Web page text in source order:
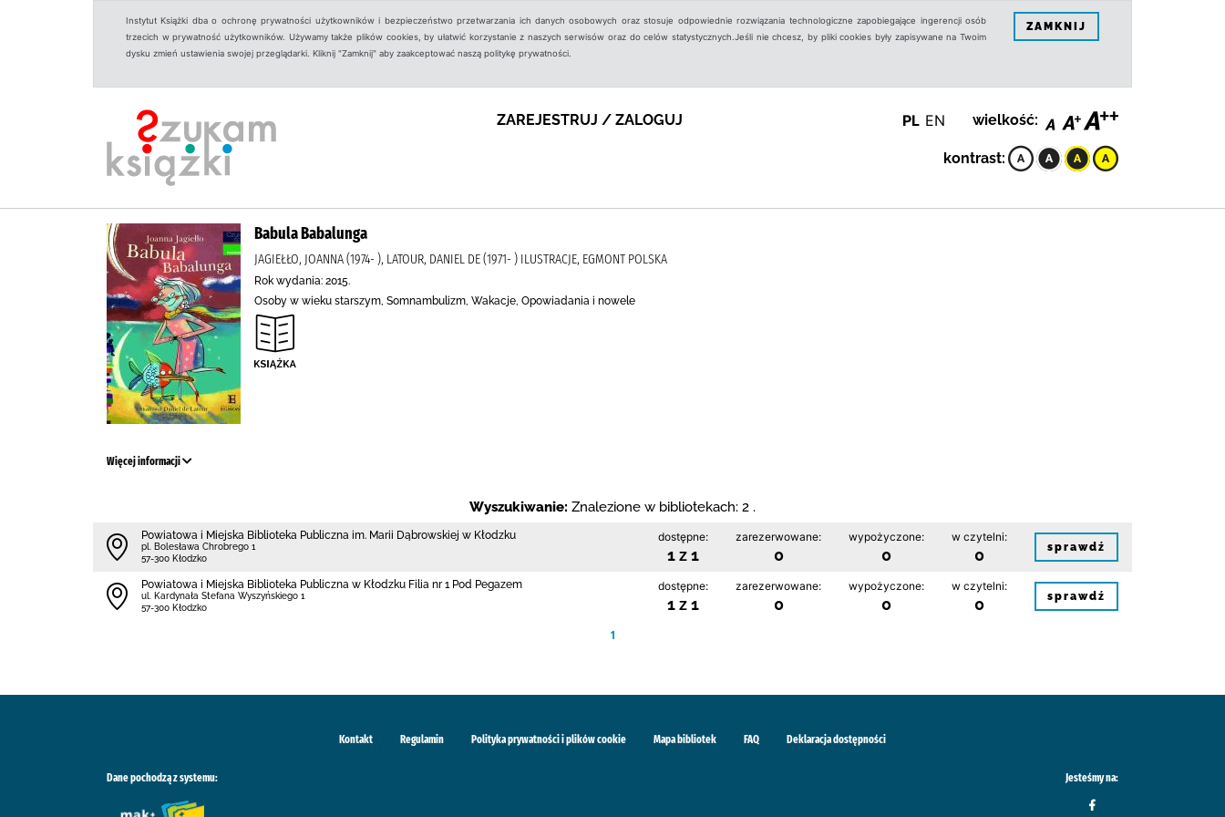
Instytut Książki dba o ochronę prywatności użytkowników i bezpieczeństwo przetwarzania ich danych osobowych oraz stosuje odpowiednie rozwiązania technologiczne zapobiegające ingerencji osób
trzecich w prywatność użytkowników. Używamy także plików cookies, by ułatwić korzystanie z naszych serwisów oraz do celów statystycznych.Jeśli nie chcesz, by pliki cookies były zapisywane na Twoim
dysku zmień ustawienia swojej przeglądarki. Kliknij "Zamknij" aby zaakceptować naszą politykę prywatności.
ZAMKNIJ
ZAREJESTRUJ / ZALOGUJ PL EN wielkość:
kontrast:
Babula Babalunga
JAGIEŁŁO, JOANNA (1974- ), LATOUR, DANIEL DE (1971- ) ILUSTRACJE, EGMONT POLSKA
Rok wydania: 2015.
Osoby w wieku starszym, Somnambulizm, Wakacje, Opowiadania i nowele
Więcej informacji
Wyszukiwanie: Znalezione w bibliotekach: 2 .
Powiatowa i Miejska Biblioteka Publiczna im. Marii Dąbrowskiej w Kłodzku
pl. Bolesława Chrobrego 1
57-300 Kłodzko
dostępne:
1 z 1
zarezerwowane:
0
wypożyczone:
0
w czytelni:
0 sprawdź
Powiatowa i Miejska Biblioteka Publiczna w Kłodzku Filia nr 1 Pod Pegazem
ul. Kardynała Stefana Wyszyńskiego 1
57-300 Kłodzko
dostępne:
1 z 1
zarezerwowane:
0
wypożyczone:
0
w czytelni:
0 sprawdź
1
Kontakt Regulamin Polityka prywatności i plików cookie Mapa bibliotek FAQ Deklaracja dostępności
Dane pochodzą z systemu: Jesteśmy na: